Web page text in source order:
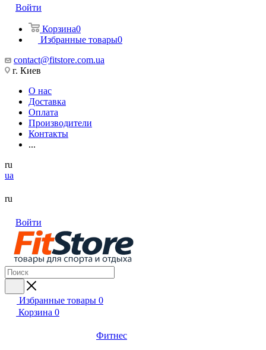
Войти
Корзина0
Избранные товары0
contact@fitstore.com.ua
г. Киев
О нас
Доставка
Оплата
Производители
Контакты
...
ru
ua
ru
Войти
Избранные товары 0
Корзина 0
Фитнес